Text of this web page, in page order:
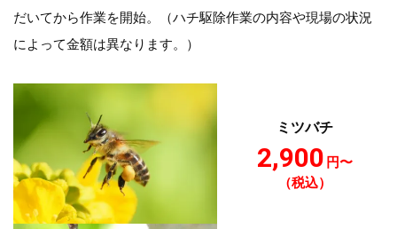
だいてから作業を開始。（ハチ駆除作業の内容や現場の状況
によって金額は異なります。）
ミツバチ
2,900 円〜
（税込）